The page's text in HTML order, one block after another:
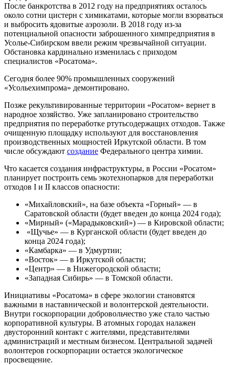
После банкротства в 2012 году на предприятиях осталось
около сотни цистерн с химикатами, которые могли взорваться
и выбросить ядовитые аэрозоли. В 2018 году из-за
потенциальной опасности заброшенного химпредприятия в
Усолье-Сибирском ввели режим чрезвычайной ситуации.
Обстановка кардинально изменилась с приходом
специалистов «Росатома».
Сегодня более 90% промышленных сооружений
«Усольехимпрома» демонтировано.
Позже рекультивированные территории «Росатом» вернет в
народное хозяйство. Уже запланировано строительство
предприятия по переработке ртутьсодержащих отходов. Также
очищенную площадку используют для восстановления
производственных мощностей Иркутской области. В том
числе обсуждают создание Федерального центра химии.
Что касается создания инфраструктуры, в России «Росатом»
планирует построить семь экотехнопарков для переработки
отходов I и II классов опасности:
«Михайловский», на базе объекта «Горный» — в
Саратовской области (будет введен до конца 2024 года);
«Мирный» («Марадыковский») — в Кировской области;
«Щучье» — в Курганской области (будет введен до
конца 2024 года);
«Камбарка» — в Удмуртии;
«Восток» — в Иркутской области;
«Центр» — в Нижегородской области;
«Западная Сибирь» — в Томской области.
Инициативы «Росатома» в сфере экологии становятся
важными в наставнической и волонтерской деятельности.
Внутри госкорпорации добровольчество уже стало частью
корпоративной культуры. В атомных городах налажен
двусторонний контакт с жителями, представителями
администраций и местным бизнесом. Центральной задачей
волонтеров госкорпорации остается экологическое
просвещение.